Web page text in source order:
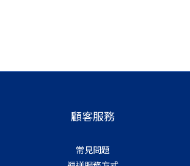
顧客服務
常見問題